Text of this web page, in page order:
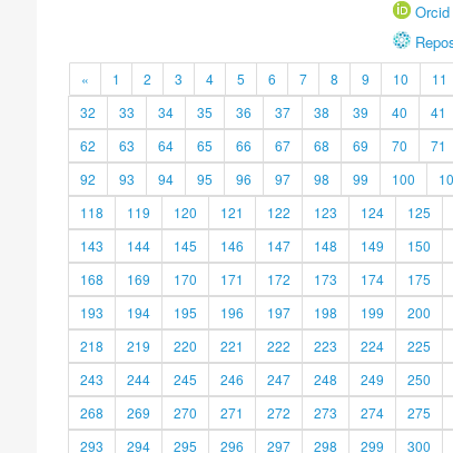
Orcid
« 1 2 3 4 5 6 7 8 9 10 11
32
33 34 35 36 37 38 39 40 41
62
63 64 65 66 67 68 69 70 71
92
93 94 95 96 97 98 99 100
118
119 120 121 122 123 124 125
143
144 145 146 147 148 149 150
168
169 170 171 172 173 174 175
193
194 195 196 197 198 199 200
218
219 220 221 222 223 224 225
243
244 245 246 247 248 249 250
268
269 270 271 272 273 274 275
293
294 295 296 297 298 299 300